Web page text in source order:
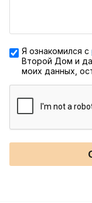
Я ознакомился с
Второй Дом и
моих данных,